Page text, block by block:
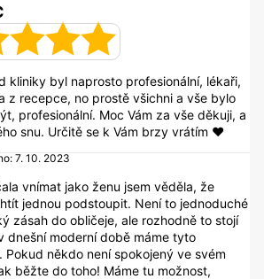
kliniky byl naprosto profesionální, lékaři,
z recepce, no prostě všichni a vše bylo
profesionální. Moc Vám za vše děkuji, a
snu. Určitě se k Vám brzy vrátím ❤️
7. 10. 2023
vnímat jako ženu jsem věděla, že
jednou podstoupit. Není to jednoduché
zásah do obličeje, ale rozhodně to stojí
dnešní moderní době máme tyto
Pokud někdo není spokojený ve svém
běžte do toho! Máme tu možnost,